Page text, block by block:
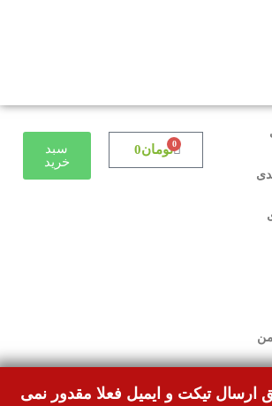
تومان0 0
سبد
خرید
ارسال تیکت و ایمیل فعلا مقدور نمی